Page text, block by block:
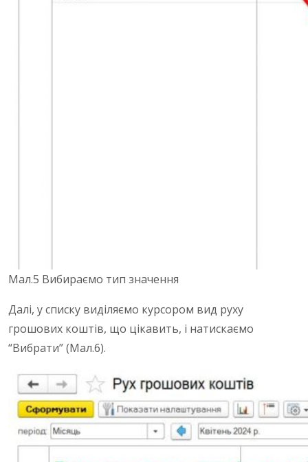
Мал.5 Вибираємо тип значення
Далі, у списку виділяємо курсором вид руху
грошових коштів, що цікавить, і натискаємо
“Вибрати” (Мал.6).